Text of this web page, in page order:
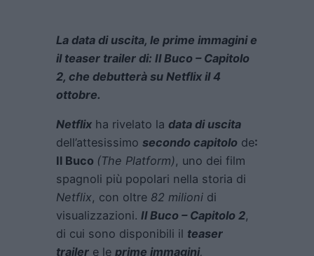
La data di uscita, le prime immagini e
il teaser trailer di: Il Buco – Capitolo
2, che debutterà su Netflix il 4
ottobre.
Netflix ha rivelato la data di uscita
dell’attesissimo secondo capitolo de:
Il Buco (The Platform), uno dei film
spagnoli più popolari nella storia di
Netflix, con oltre 82 milioni di
visualizzazioni. Il Buco – Capitolo 2,
di cui sono disponibili il teaser
trailer e le prime immagini,